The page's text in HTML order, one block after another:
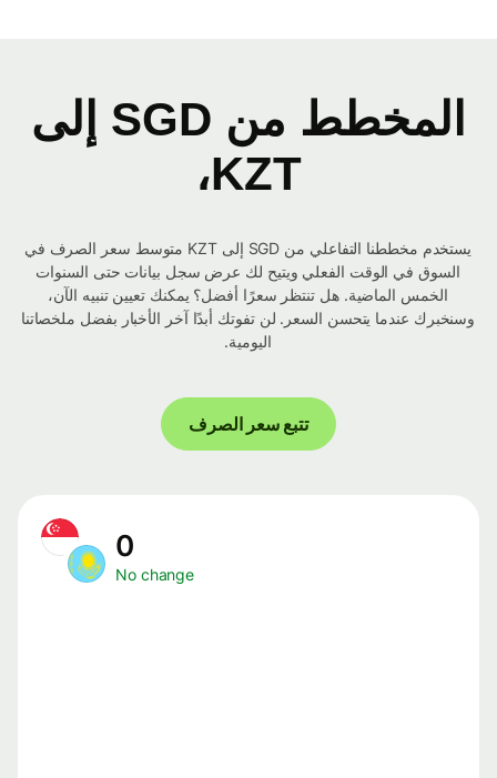
المخطط من SGD إلى
KZT،
يستخدم مخططنا التفاعلي من SGD إلى KZT متوسط ​​سعر الصرف في
السوق في الوقت الفعلي ويتيح لك عرض سجل بيانات حتى السنوات
الخمس الماضية. هل تنتظر سعرًا أفضل؟ يمكنك تعيين تنبيه الآن،
وسنخبرك عندما يتحسن السعر. لن تفوتك أبدًا آخر الأخبار بفضل ملخصاتنا
اليومية.
تتبع سعر الصرف
No change